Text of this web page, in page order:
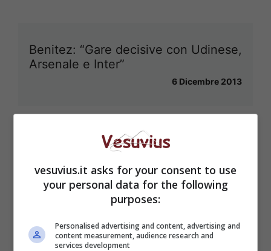
Benitez: “Gare decisive con Udinese,
Arsenale e Inter”
6 Dicembre 2013
La carica di Behrami: “Dobbiamo
tornare a vincere”
1 Dicembre 2013
vesuvius.it asks for your consent to use
your personal data for the following
purposes:
Personalised advertising and content, advertising and
content measurement, audience research and
services development